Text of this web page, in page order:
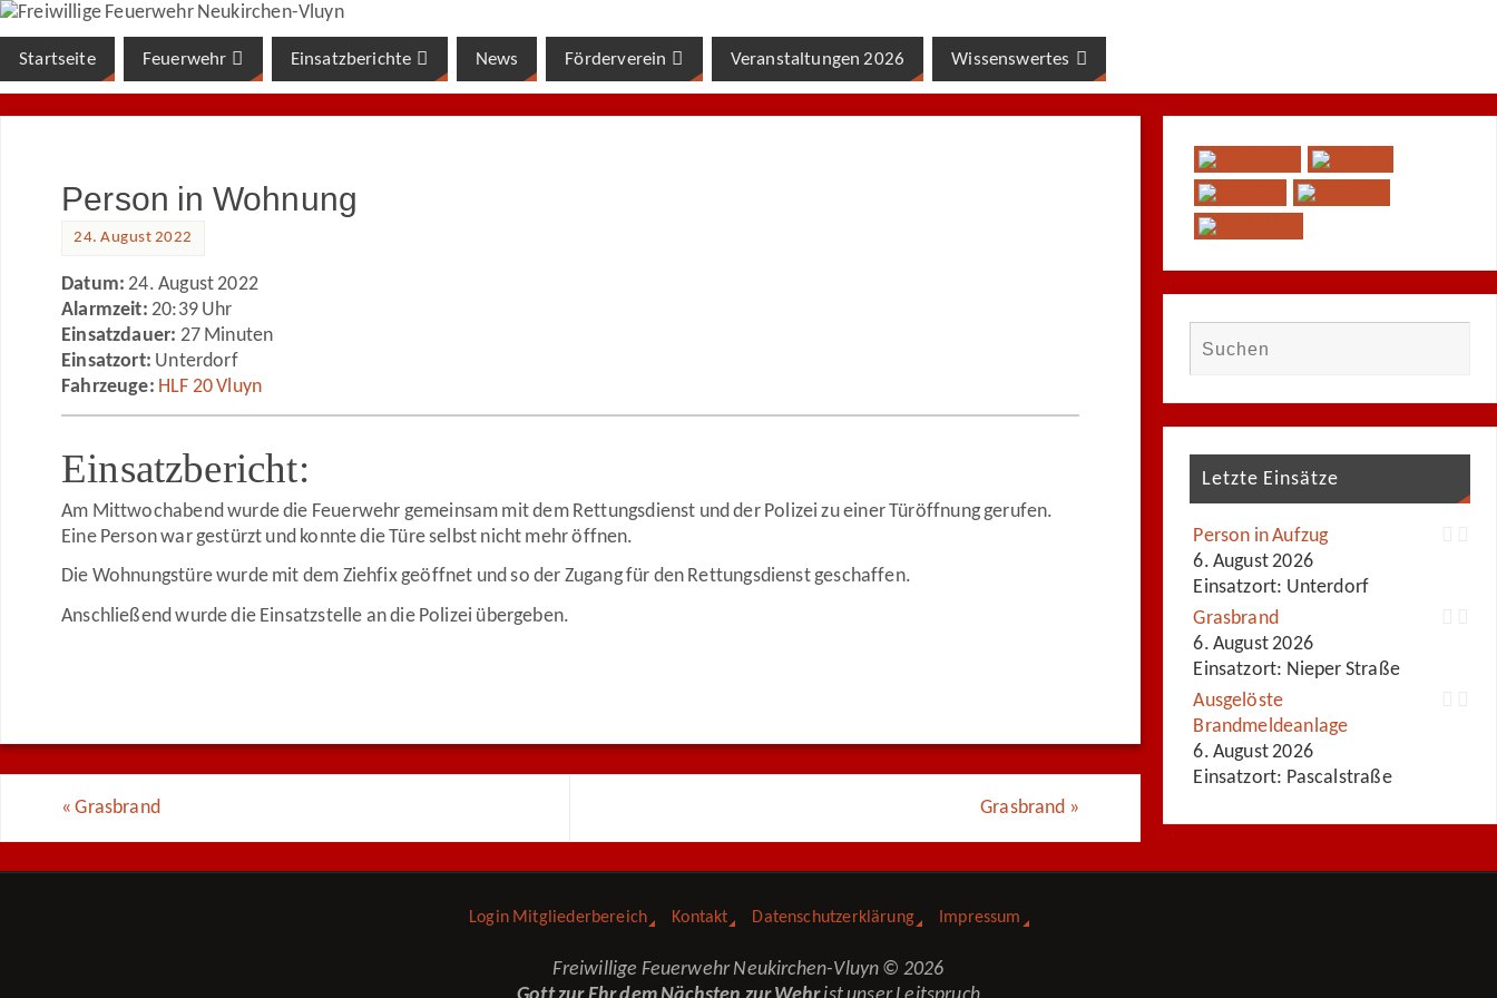
Startseite Feuerwehr Einsatzberichte News Förderverein Veranstaltungen 2026 Wissenswertes
Person in Wohnung
24. August 2022
Datum: 24. August 2022
Alarmzeit: 20:39 Uhr
Einsatzdauer: 27 Minuten
Einsatzort: Unterdorf
Fahrzeuge: HLF 20 Vluyn
Einsatzbericht:
Am Mittwochabend wurde die Feuerwehr gemeinsam mit dem Rettungsdienst und der Polizei zu einer Türöffnung gerufen.
Eine Person war gestürzt und konnte die Türe selbst nicht mehr öffnen.
Die Wohnungstüre wurde mit dem Ziehfix geöffnet und so der Zugang für den Rettungsdienst geschaffen.
Anschließend wurde die Einsatzstelle an die Polizei übergeben.
« Grasbrand Grasbrand »
Letzte Einsätze
Person in Aufzug
6. August 2026
Einsatzort: Unterdorf
Grasbrand
6. August 2026
Einsatzort: Nieper Straße
Ausgelöste
Brandmeldeanlage
6. August 2026
Einsatzort: Pascalstraße
Login Mitgliederbereich Kontakt Datenschutzerklärung Impressum
Freiwillige Feuerwehr Neukirchen-Vluyn © 2026